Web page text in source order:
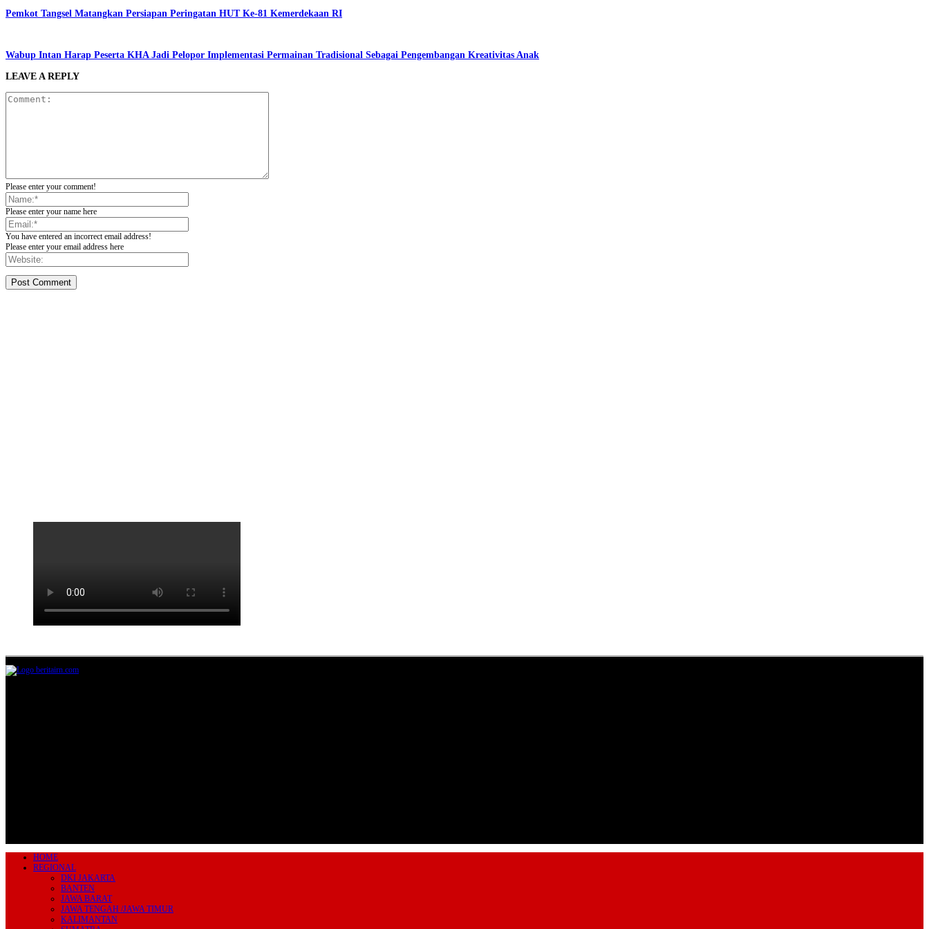
Pemkot Tangsel Matangkan Persiapan Peringatan HUT Ke-81 Kemerdekaan RI
Wabup Intan Harap Peserta KHA Jadi Pelopor Implementasi Permainan Tradisional Sebagai Pengembangan Kreativitas Anak
LEAVE A REPLY
Please enter your comment!
Please enter your name here
You have entered an incorrect email address!
Please enter your email address here
HOME
REGIONAL
DKI JAKARTA
BANTEN
JAWA BARAT
JAWA TENGAH /JAWA TIMUR
KALIMANTAN